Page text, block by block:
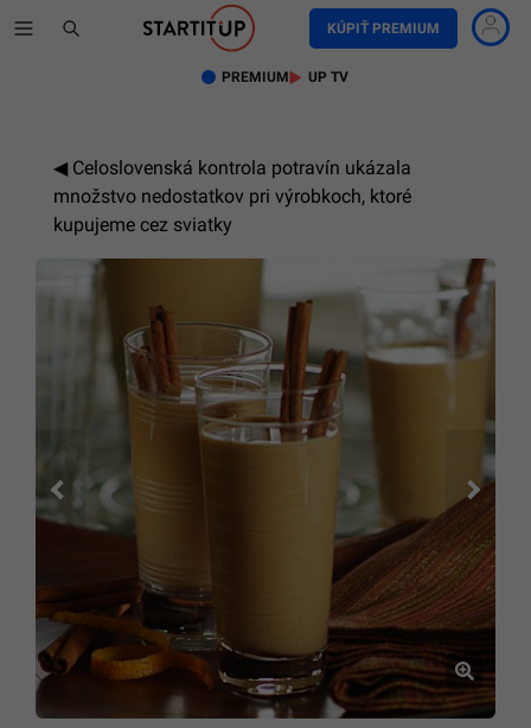
KÚPIŤ PREMIUM
PREMIUM UP TV
Celoslovenská kontrola potravín ukázala
množstvo nedostatkov pri výrobkoch, ktoré
kupujeme cez sviatky